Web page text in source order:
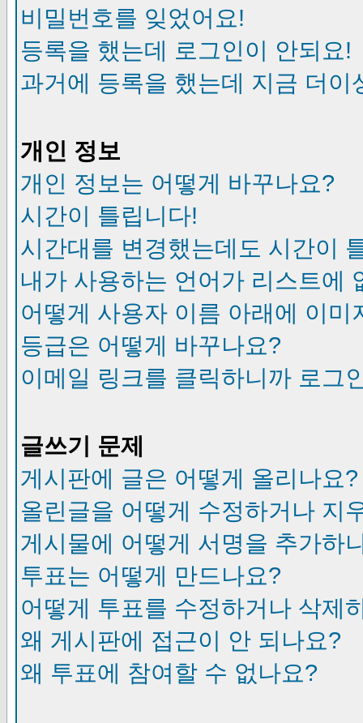
비밀번호를 잊었어요!
등록을 했는데 로그인이 안되요!
과거에 등록을 했는데 지금 더이
개인 정보
개인 정보는 어떻게 바꾸나요?
시간이 틀립니다!
시간대를 변경했는데도 시간이
내가 사용하는 언어가 리스트에
어떻게 사용자 이름 아래에 이미
등급은 어떻게 바꾸나요?
이메일 링크를 클릭하니까 로그
글쓰기 문제
게시판에 글은 어떻게 올리나요?
올린글을 어떻게 수정하거나 지
게시물에 어떻게 서명을 추가하
투표는 어떻게 만드나요?
어떻게 투표를 수정하거나 삭제
왜 게시판에 접근이 안 되나요?
왜 투표에 참여할 수 없나요?